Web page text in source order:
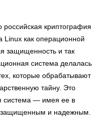
российская криптография
как операционной
защищенность и так
система делалась
которые обрабатывают
тайну. Это
система — имея ее в
защищенным и надежным.